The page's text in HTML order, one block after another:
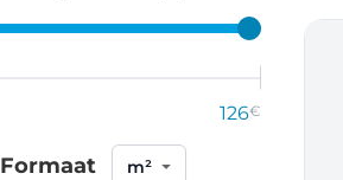
126€
Formaat